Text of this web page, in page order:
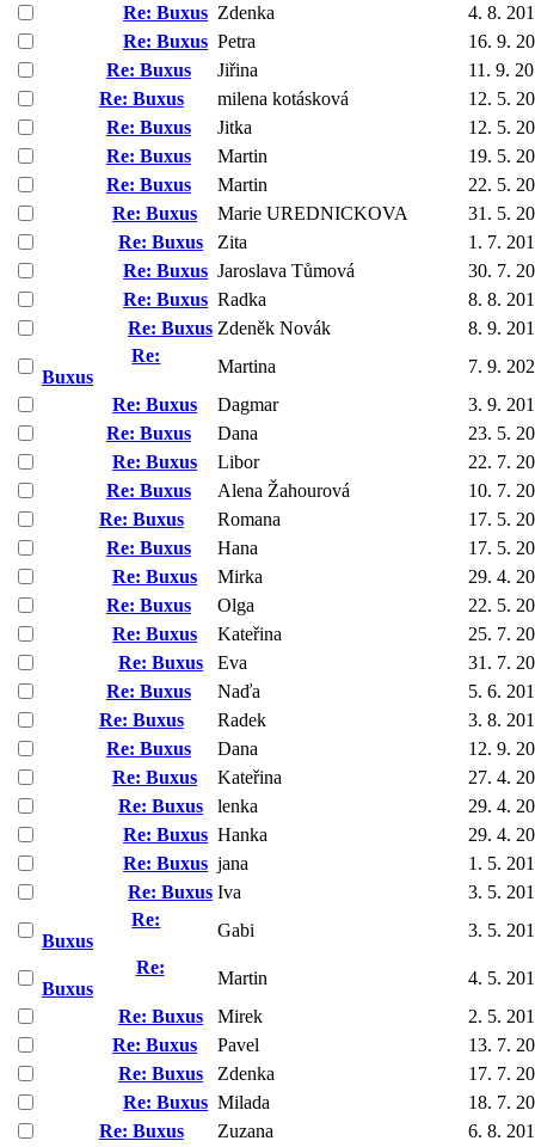
Re: Buxus Zdenka
4. 8.
Re: Buxus Petra
16. 9.
Re: Buxus
Jiřina
11. 9.
Re: Buxus
milena kotásková
12. 5.
Re: Buxus
Jitka
12. 5.
Re: Buxus
Martin
19. 5.
Re: Buxus
Martin
22. 5.
Re: Buxus
Marie UREDNICKOVA
31. 5.
Re: Buxus
Zita
1. 7.
Re: Buxus Jaroslava Tůmová
30. 7.
Re: Buxus Radka
8. 8.
Re: Buxus Zdeněk Novák
8. 9.
Re:
Buxus
Martina
7. 9.
Re: Buxus
Dagmar
3. 9.
Re: Buxus
Dana
23. 5.
Re: Buxus
Libor
22. 7.
Re: Buxus
Alena Žahourová
10. 7.
Re: Buxus
Romana
17. 5.
Re: Buxus
Hana
17. 5.
Re: Buxus
Mirka
29. 4.
Re: Buxus
Olga
22. 5.
Re: Buxus
Kateřina
25. 7.
Re: Buxus
Eva
31. 7.
Re: Buxus
Naďa
5. 6.
Re: Buxus
Radek
3. 8.
Re: Buxus
Dana
12. 9.
Re: Buxus
Kateřina
27. 4.
Re: Buxus
lenka
29. 4.
Re: Buxus Hanka
29. 4.
Re: Buxus jana
1. 5.
Re: Buxus Iva
3. 5.
Re:
Buxus
Gabi
3. 5.
Re:
Buxus
Martin
4. 5.
Re: Buxus
Mirek
2. 5.
Re: Buxus
Pavel
13. 7.
Re: Buxus
Zdenka
17. 7.
Re: Buxus Milada
18. 7.
Re: Buxus
Zuzana
6. 8.